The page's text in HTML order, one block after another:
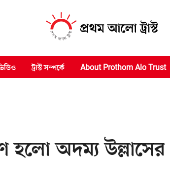
ট্রাস্ট সম্পর্কে About Prothom Alo Trust
হলো অদম্য উল্লাসের